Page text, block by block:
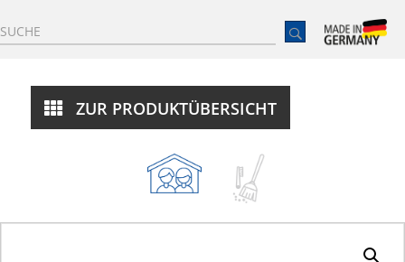
ZUR PRODUKTÜBERSICHT